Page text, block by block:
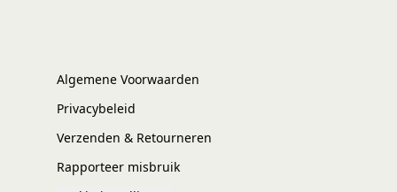
Algemene Voorwaarden
Privacybeleid
Verzenden & Retourneren
Rapporteer misbruik